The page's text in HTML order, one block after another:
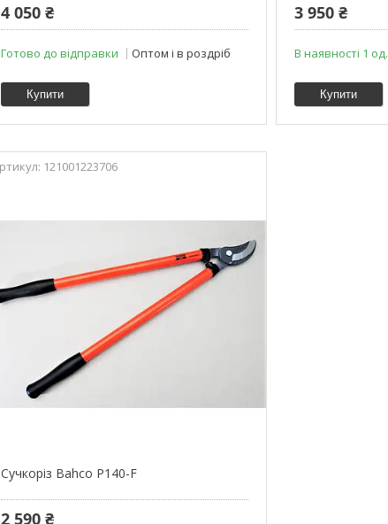
4 050 ₴
Готово до відправки Оптом і в роздріб
Купити
3 950 ₴
В наявності 1 од.
Купити
121001223706
Сучкоріз Bahco P140-F
2 590 ₴